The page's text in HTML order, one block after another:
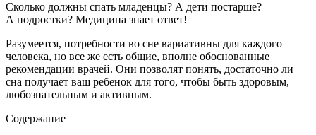
Сколько должны спать младенцы? А дети постарше?
А подростки? Медицина знает ответ!
Разумеется, потребности во сне вариативны для каждого
человека, но все же есть общие, вполне обоснованные
рекомендации врачей. Они позволят понять, достаточно ли
сна получает ваш ребенок для того, чтобы быть здоровым,
любознательным и активным.
Содержание